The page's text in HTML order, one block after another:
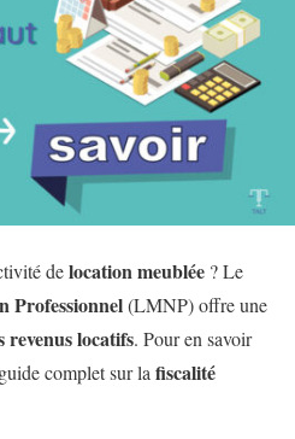
delocation meublée ? Le
Professionnel(LMNP) offre une
revenus locatifs. Pour en savoir
complet sur lafiscalité